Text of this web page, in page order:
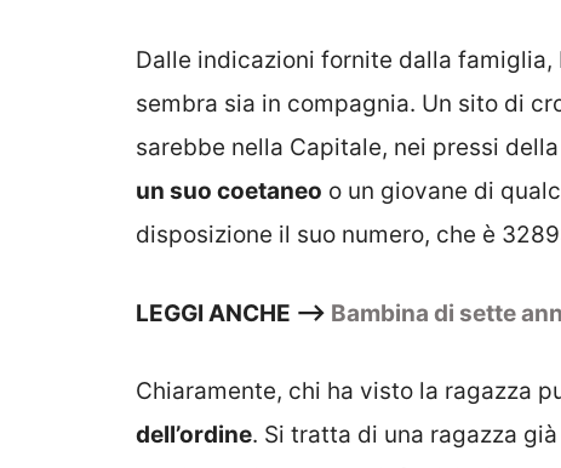
Dalle indicazioni fornite dalla famiglia,
sembra sia in compagnia. Un sito di
sarebbe nella Capitale, nei pressi della
un suo coetaneo o un giovane di
disposizione il suo numero, che è
LEGGI ANCHE –> Bambina di sette
Chiaramente, chi ha visto la ragazza
dell’ordine. Si tratta di una ragazza